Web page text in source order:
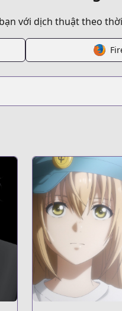
với dịch thuật theo